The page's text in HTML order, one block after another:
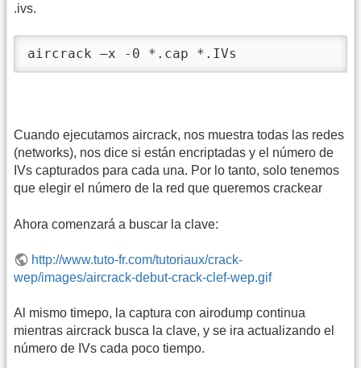
.ivs.
aircrack –x -0 *.cap *.IVs
Cuando ejecutamos aircrack, nos muestra todas las redes
(networks), nos dice si están encriptadas y el número de
IVs capturados para cada una. Por lo tanto, solo tenemos
que elegir el número de la red que queremos crackear
Ahora comenzará a buscar la clave:
http://www.tuto-fr.com/tutoriaux/crack-
wep/images/aircrack-debut-crack-clef-wep.gif
Al mismo timepo, la captura con airodump continua
mientras aircrack busca la clave, y se ira actualizando el
número de IVs cada poco tiempo.